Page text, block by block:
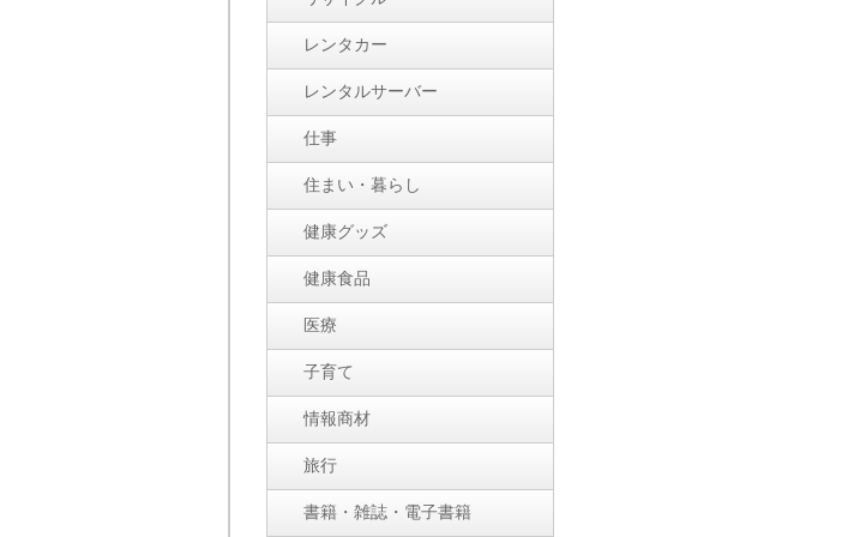
レンタカー
レンタルサーバー
仕事
住まい・暮らし
健康グッズ
健康食品
医療
子育て
情報商材
旅行
書籍・雑誌・電子書籍